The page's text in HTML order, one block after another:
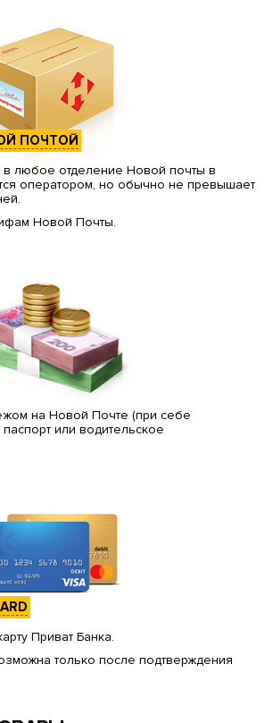
ПОЧТОЙ
в любое отделение Новой почты в
оператором, но обычно не превышает
Новой Почты.
на Новой Почте (при себе
или водительское
Приват Банка.
только после подтверждения